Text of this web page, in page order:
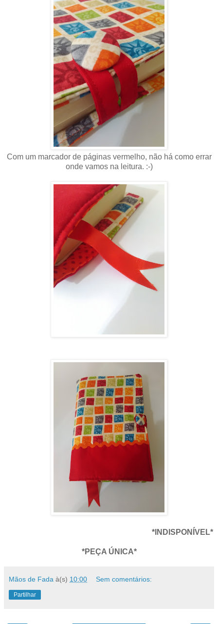
Com um marcador de páginas vermelho, não há como errar
onde vamos na leitura. :-)
*INDISPONÍVEL*
*PEÇA ÚNICA*
Mãos de Fada à(s) 10:00 Sem comentários:
Partilhar